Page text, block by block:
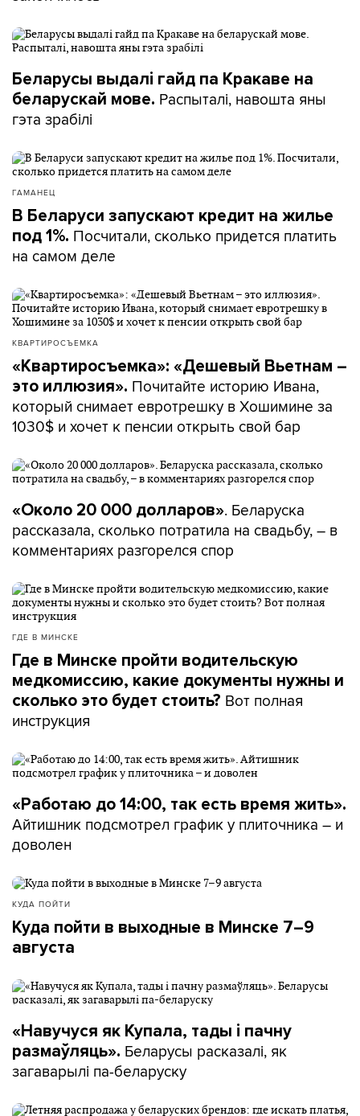
Беларусы выдалі гайд па Кракаве на
беларускай мове. Распыталі, навошта яны
гэта зрабілі
ГАМАНЕЦ
В Беларуси запускают кредит на жилье
под 1%. Посчитали, сколько придется платить
на самом деле
КВАРТИРОСЪЕМКА
«Квартиросъемка»: «Дешевый Вьетнам –
это иллюзия». Почитайте историю Ивана,
который снимает евротрешку в Хошимине за
1030$ и хочет к пенсии открыть свой бар
«Около 20 000 долларов». Беларуска
рассказала, сколько потратила на свадьбу, – в
комментариях разгорелся спор
ГДЕ В МИНСКЕ
Где в Минске пройти водительскую
медкомиссию, какие документы нужны и
сколько это будет стоить? Вот полная
инструкция
«Работаю до 14:00, так есть время жить».
Айтишник подсмотрел график у плиточника – и
доволен
КУДА ПОЙТИ
Куда пойти в выходные в Минске 7–9
августа
«Навучуся як Купала, тады і пачну
размаўляць». Беларусы расказалі, як
загаварылі па-беларуску